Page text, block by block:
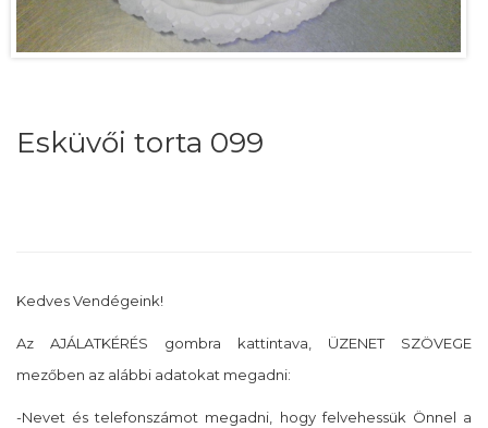
Esküvői torta 099
Kedves Vendégeink!
Az AJÁLATKÉRÉS gombra kattintava, ÜZENET SZÖVEGE
mezőben az alábbi adatokat megadni:
-Nevet és telefonszámot megadni, hogy felvehessük Önnel a